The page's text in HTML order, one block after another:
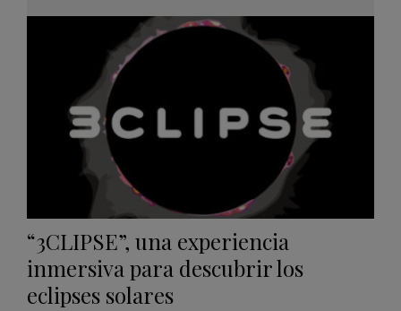
“3CLIPSE”, una experiencia
inmersiva para descubrir los
eclipses solares